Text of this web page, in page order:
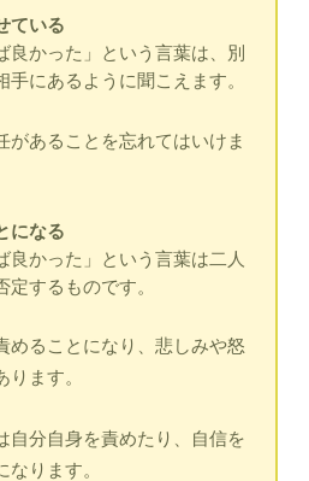
ている
良かった」という言葉は、別
手にあるように聞こえます。
があることを忘れてはいけま
になる
良かった」という言葉は二人
するものです。
めることになり、悲しみや怒
ります。
自分自身を責めたり、自信を
ります。